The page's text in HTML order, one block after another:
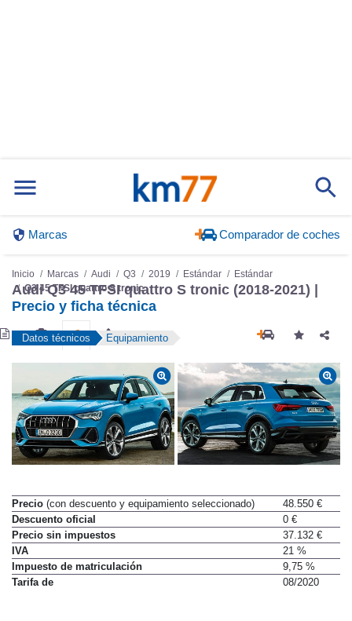
Audi Q3 45 TFSI quattro S tronic (2018-2021) |
Precio y ficha técnica
Precio(con descuento y equipamiento seleccionado)
48.550 €
Descuento oficial
0 €
Precio sin impuestos
37.132 €
IVA
21 %
Impuesto de matriculación
9,75 %